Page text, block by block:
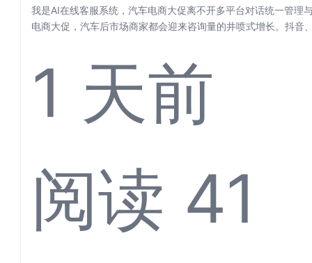
统，
电商
我是AI在线客服系统，汽车电商大促离不开多平台对话统一管理
电商大促，汽车后市场商家都会迎来咨询量的井喷式增长。抖音
1 天前
阅读 41